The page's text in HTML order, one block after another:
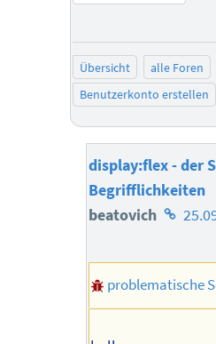
Übersicht alle Foren
Benutzerkonto erstellen
display:flex - der
Begrifflichkeiten
beatovich
Autors
problematische